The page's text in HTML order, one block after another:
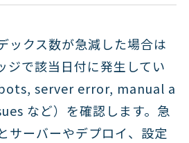
ックス数が急減した場合は
ジで該当日付に発生してい
server error, manual a
など）を確認します。急
サーバーやデプロイ、設定